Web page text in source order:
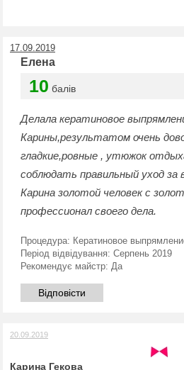
17.09.2019
Елена
10 балів
Делала кератиновое
Карины,результатом очень
гладкие,ровные , утюжок
соблюдать правильный уход за
Карина золотой человек с
профессионал своего дела.
Процедура: Кератиновое
Період відвідування: Серпень 2019
Рекомендує майстр: Да
Відповісти
20.09.2019
Карина Гекова